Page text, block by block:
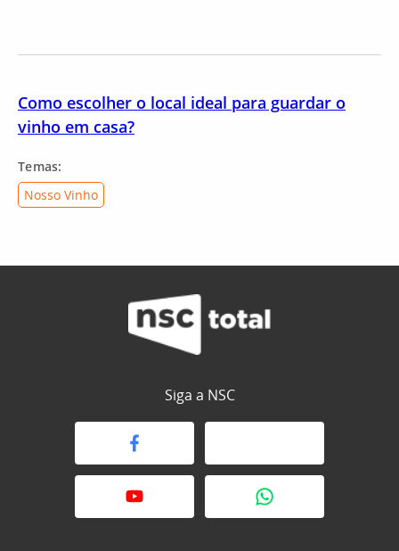
Como escolher o local ideal para guardar o
vinho em casa?
Temas:
Nosso Vinho
Siga a NSC